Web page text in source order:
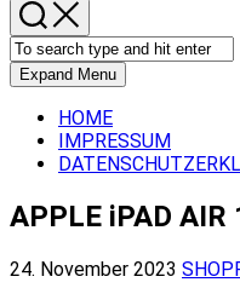
Expand Menu
HOME
IMPRESSUM
APPLE iPAD AIR
24. November 2023